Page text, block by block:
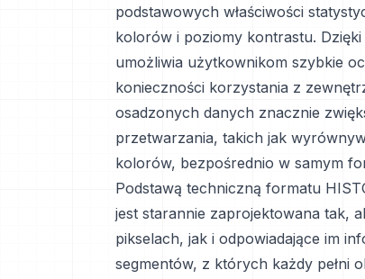
podstawowych właściwości
kolorów i poziomy kontrastu.
umożliwia użytkownikom szybkie
konieczności korzystania z
osadzonych danych znacznie
przetwarzania, takich jak
kolorów, bezpośrednio w samym
Podstawą techniczną formatu
jest starannie zaprojektowana tak,
pikselach, jak i odpowiadające im
segmentów, z których każdy pełni